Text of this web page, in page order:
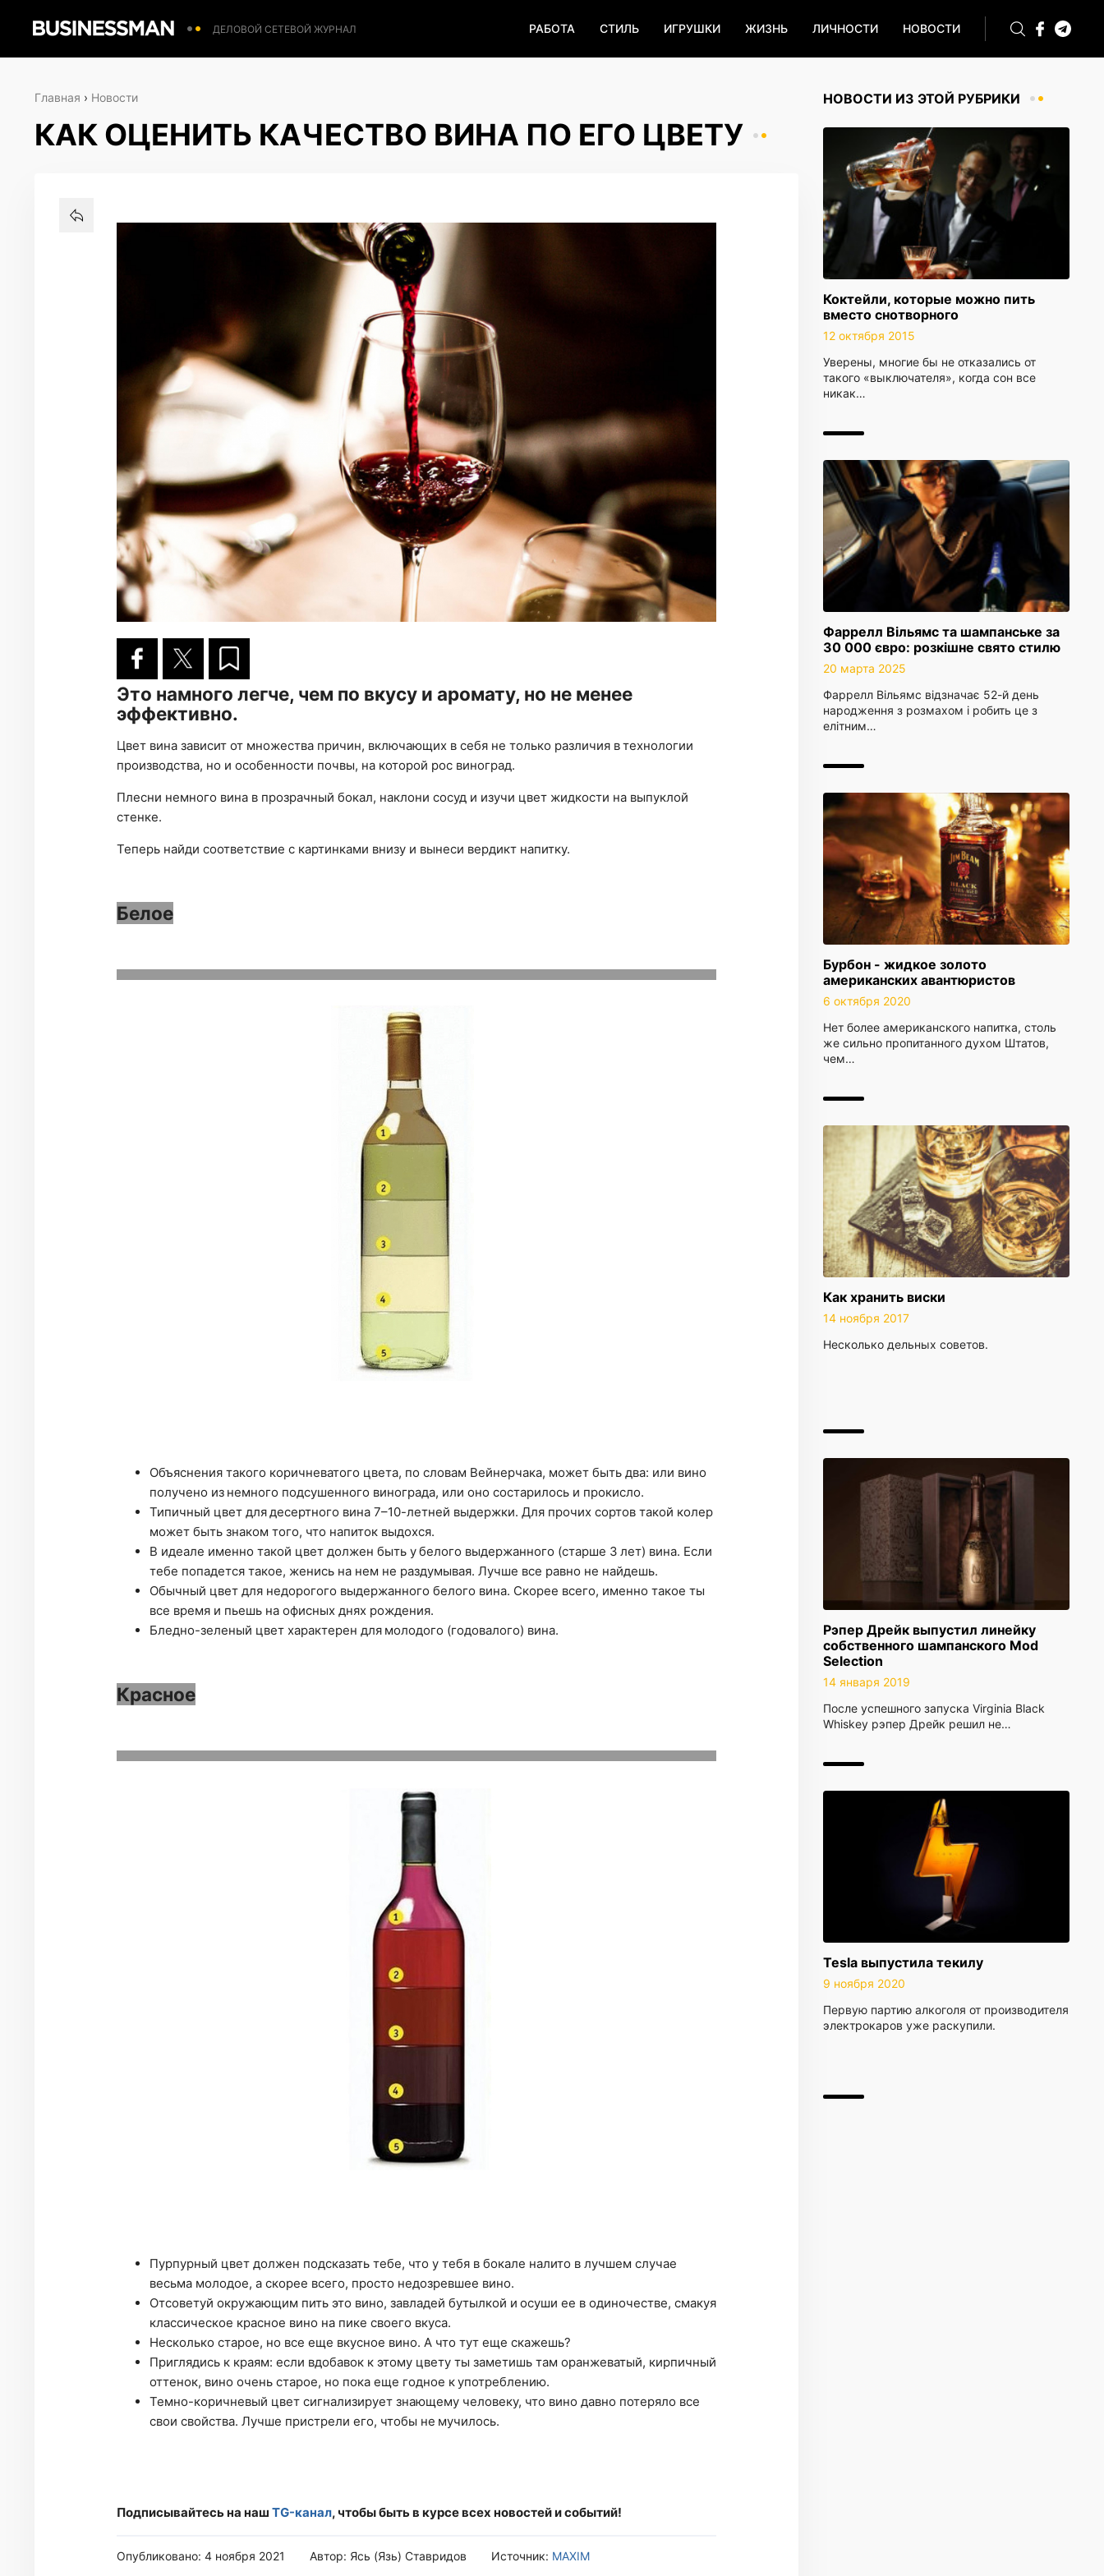
ДЕЛОВОЙ СЕТЕВОЙ ЖУРНАЛ РАБОТА СТИЛЬ ИГРУШКИ ЖИЗНЬ ЛИЧНОСТИ НОВОСТИ
НОВОСТИ ИЗ ЭТОЙ РУБРИКИ
Коктейли, которые можно пить
вместо снотворного
12 октября 2015
Уверены, многие бы не отказались от
такого «выключателя», когда сон все
никак…
Фаррелл Вільямс та шампанське за
30 000 євро: розкішне свято стилю
20 марта 2025
Фаррелл Вільямс відзначає 52-й день
народження з розмахом і робить це з
елітним…
Бурбон - жидкое золото
американских авантюристов
6 октября 2020
Нет более американского напитка, столь
же сильно пропитанного духом Штатов,
чем…
Как хранить виски
14 ноября 2017
Несколько дельных советов.
Рэпер Дрейк выпустил линейку
собственного шампанского Mod
Selection
14 января 2019
После успешного запуска Virginia Black
Whiskey рэпер Дрейк решил не…
Tesla выпустила текилу
9 ноября 2020
Первую партию алкоголя от производителя
электрокаров уже раскупили.
Главная › Новости
КАК ОЦЕНИТЬ КАЧЕСТВО ВИНА ПО ЕГО ЦВЕТУ
Это намного легче, чем по вкусу и аромату, но не менее
эффективно.
Цвет вина зависит от множества причин, включающих в себя не только различия в технологии
производства, но и особенности почвы, на которой рос виноград.
Плесни немного вина в прозрачный бокал, наклони сосуд и изучи цвет жидкости на выпуклой
стенке.
Теперь найди соответствие с картинками внизу и вынеси вердикт напитку.
Белое
Объяснения такого коричневатого цвета, по словам Вейнерчака, может быть два: или вино
получено из немного подсушенного винограда, или оно состарилось и прокисло.
Типичный цвет для десертного вина 7–10-летней выдержки. Для прочих сортов такой колер
может быть знаком того, что напиток выдохся.
В идеале именно такой цвет должен быть у белого выдержанного (старше 3 лет) вина. Если
тебе попадется такое, женись на нем не раздумывая. Лучше все равно не найдешь.
Обычный цвет для недорогого выдержанного белого вина. Скорее всего, именно такое ты
все время и пьешь на офисных днях рождения.
Бледно-зеленый цвет характерен для молодого (годовалого) вина.
Красное
Пурпурный цвет должен подсказать тебе, что у тебя в бокале налито в лучшем случае
весьма молодое, а скорее всего, просто недозревшее вино.
Отсоветуй окружающим пить это вино, завладей бутылкой и осуши ее в одиночестве, смакуя
классическое красное вино на пике своего вкуса.
Несколько старое, но все еще вкусное вино. А что тут еще скажешь?
Приглядись к краям: если вдобавок к этому цвету ты заметишь там оранжеватый, кирпичный
оттенок, вино очень старое, но пока еще годное к употреблению.
Темно-коричневый цвет сигнализирует знающему человеку, что вино давно потеряло все
свои свойства. Лучше пристрели его, чтобы не мучилось.
Подписывайтесь на наш TG-канал, чтобы быть в курсе всех новостей и событий!
Опубликовано: 4 ноября 2021 Автор: Ясь (Язь) Ставридов Источник: MAXIM